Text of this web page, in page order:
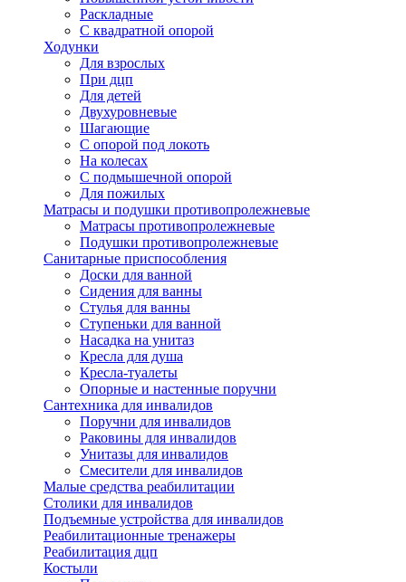
Раскладные
С квадратной опорой
Ходунки
Для взрослых
При дцп
Для детей
Двухуровневые
Шагающие
С опорой под локоть
На колесах
С подмышечной опорой
Для пожилых
Матрасы и подушки противопролежневые
Матрасы противопролежневые
Подушки противопролежневые
Санитарные приспособления
Доски для ванной
Сидения для ванны
Стулья для ванны
Ступеньки для ванной
Насадка на унитаз
Кресла для душа
Кресла-туалеты
Опорные и настенные поручни
Сантехника для инвалидов
Поручни для инвалидов
Раковины для инвалидов
Унитазы для инвалидов
Смесители для инвалидов
Малые средства реабилитации
Столики для инвалидов
Подъемные устройства для инвалидов
Реабилитационные тренажеры
Реабилитация дцп
Костыли